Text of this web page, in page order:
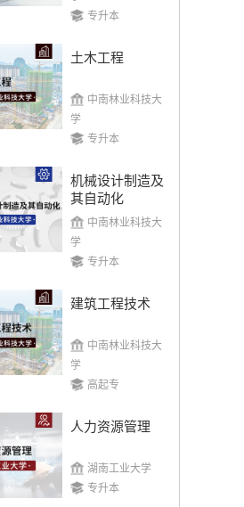
专升本
土木工程
中南林业科技大
学
专升本
机械设计制造及
其自动化
中南林业科技大
学
专升本
建筑工程技术
中南林业科技大
学
高起专
人力资源管理
湖南工业大学
专升本